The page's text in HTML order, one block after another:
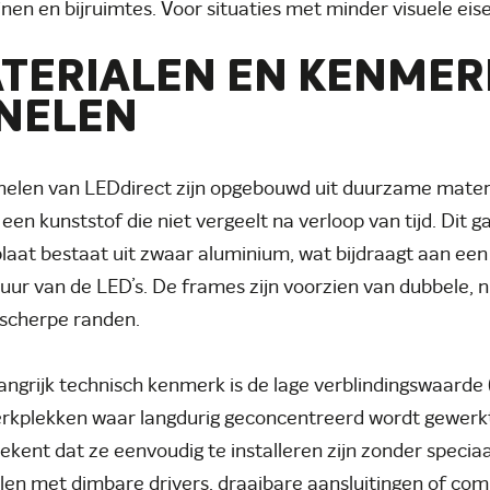
en bijruimtes. Voor situaties met minder visuele
EN
van LEDdirect zijn opgebouwd uit duurzame
kunststof die niet vergeelt na verloop van tijd. Dit
bestaat uit zwaar aluminium, wat bijdraagt aan
van de LED’s. De frames zijn voorzien van
randen.
technisch kenmerk is de lage
waar langdurig geconcentreerd wordt
dat ze eenvoudig te installeren zijn zonder
met dimbare drivers, draaibare aansluitingen of